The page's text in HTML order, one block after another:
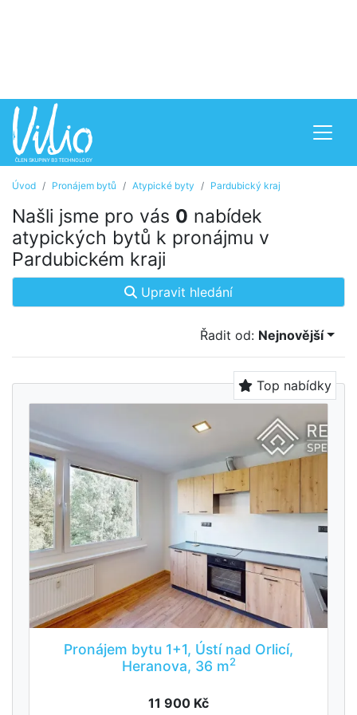
Úvod Pronájem bytů Atypické byty Pardubický kraj
Našli jsme pro vás 0 nabídek
atypických bytů k pronájmu v
Pardubickém kraji
Upravit hledání
Řadit od: Nejnovější
Top nabídky
Pronájem bytu 1+1, Ústí nad Orlicí,
Heranova, 36 m2
11 900 Kč